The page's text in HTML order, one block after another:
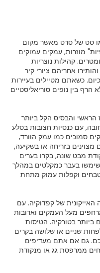
סט של סרט מאשר מקום
מוזרות, עמקים עמוקים
קהילות נוצריות
אחריהם ציורי קיר
כשאתם מטיילים בעיירות
הרף בין נופים סוריאליסטיים
והבסיס הקל ביותר
עם כנסיות חצובות בסלע
סמוכים כמו עמק הוורד,
מצוינים בזריחה או בשקיעה,
מבט שונה, בקרו בערים
בעבר כמקלטים במהלך
וקפלות עמוק מתחת
של קפדוקיה. עם
מעל העמקים וארובות
ביותר בטורקיה. הטיסות
שניים או שלושה בקרים
גם אם אתם מעדיפים
ממרפסת גג או מנקודת